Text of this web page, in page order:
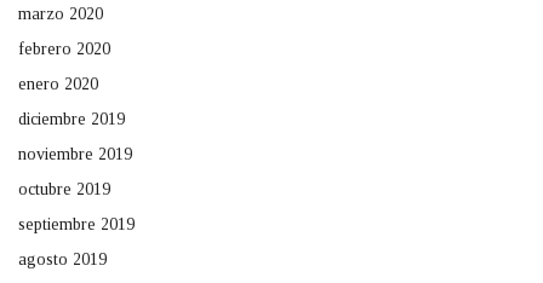
marzo 2020
febrero 2020
enero 2020
diciembre 2019
noviembre 2019
octubre 2019
septiembre 2019
agosto 2019